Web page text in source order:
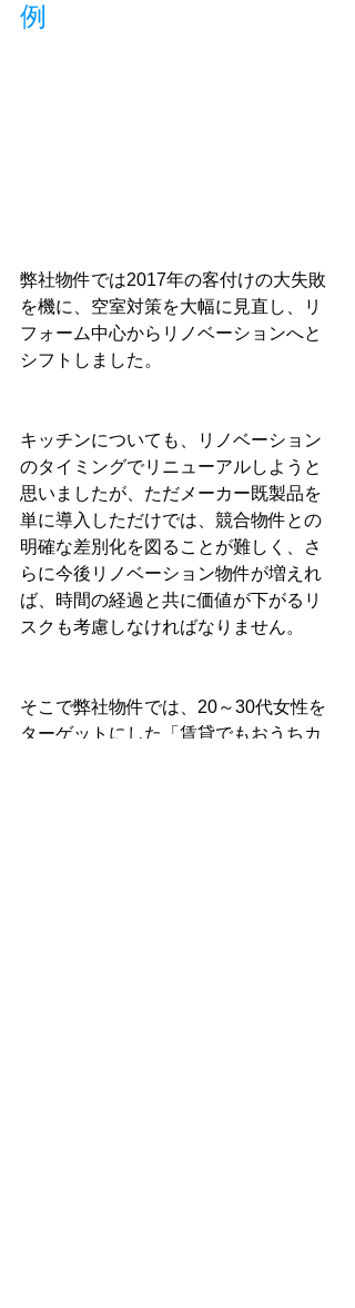
例
弊社物件では2017年の客付けの大失敗
を機に、空室対策を大幅に見直し、リ
フォーム中心からリノベーションへと
シフトしました。
キッチンについても、リノベーション
のタイミングでリニューアルしようと
思いましたが、ただメーカー既製品を
単に導入しただけでは、競合物件との
明確な差別化を図ることが難しく、さ
らに今後リノベーション物件が増えれ
ば、時間の経過と共に価値が下がるリ
スクも考慮しなければなりません。
そこで弊社物件では、20～30代女性を
ターゲットにした「賃貸でもおうちカ